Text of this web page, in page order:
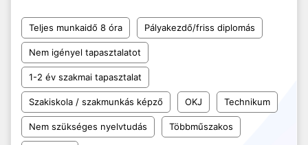
Teljes munkaidő 8 óra Pályakezdő/friss diplomás
Nem igényel tapasztalatot
1-2 év szakmai tapasztalat
Szakiskola / szakmunkás képző OKJ Technikum
Nem szükséges nyelvtudás Többműszakos